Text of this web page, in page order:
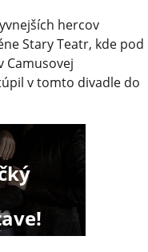
hercov
Stary Teatr, kde pod
Camusovej
v tomto divadle do